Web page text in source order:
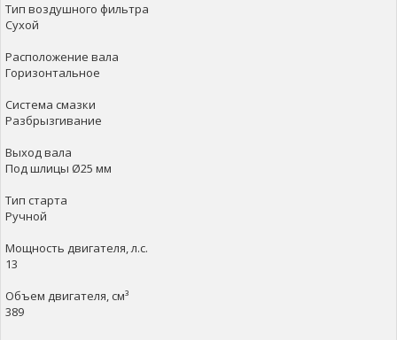
Тип воздушного фильтра
Сухой
Расположение вала
Горизонтальное
Система смазки
Разбрызгивание
Выход вала
Под шлицы Ø25 мм
Тип старта
Ручной
Мощность двигателя, л.с.
13
Объем двигателя, см³
389